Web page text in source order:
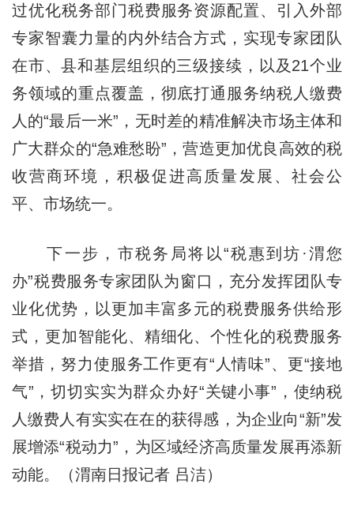
过优化税务部门税费服务资源配置、引入外部
专家智囊力量的内外结合方式，实现专家团队
在市、县和基层组织的三级接续，以及21个业
务领域的重点覆盖，彻底打通服务纳税人缴费
人的“最后一米”，无时差的精准解决市场主体和
广大群众的“急难愁盼”，营造更加优良高效的税
收营商环境，积极促进高质量发展、社会公
平、市场统一。
下一步，市税务局将以“税惠到坊·渭您
办”税费服务专家团队为窗口，充分发挥团队专
业化优势，以更加丰富多元的税费服务供给形
式，更加智能化、精细化、个性化的税费服务
举措，努力使服务工作更有“人情味”、更“接地
气”，切切实实为群众办好“关键小事”，使纳税
人缴费人有实实在在的获得感，为企业向“新”发
展增添“税动力”，为区域经济高质量发展再添新
动能。（渭南日报记者 吕洁）